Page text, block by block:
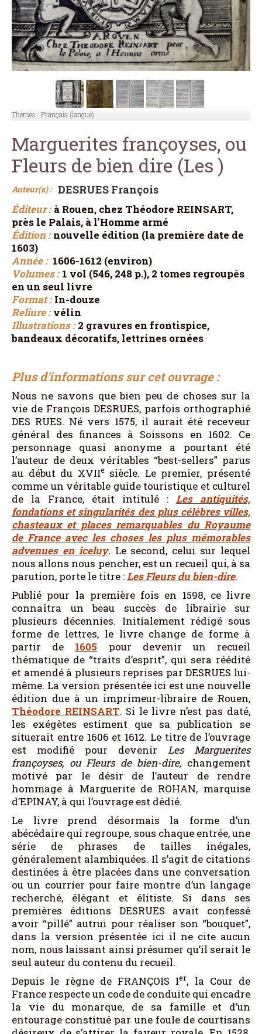
Thèmes : Français (langue)
Marguerites françoyses, ou
Fleurs de bien dire (Les )
Auteur(s) : DESRUES François
Éditeur :à Rouen, chez Théodore REINSART,
près le Palais, à l'Homme armé
Édition :nouvelle édition (la première date de
1603)
Année :1606-1612 (environ)
Volumes :1 vol (546, 248 p.), 2 tomes regroupés
en un seul livre
Format :In-douze
Reliure :vélin
Illustrations :2 gravures en frontispice,
bandeaux décoratifs, lettrines ornées
Plus d'informations sur cet ouvrage :
Nous ne savons que bien peu de choses sur la
vie de François DESRUES, parfois orthographié
DES RUES. Né vers 1575, il aurait été receveur
général des finances à Soissons en 1602. Ce
personnage quasi anonyme a pourtant été
l’auteur de deux véritables “best-sellers” parus
au début du XVIIe
siècle. Le premier, présenté
comme un véritable guide touristique et culturel
de la France, était intitulé : Les antiquités,
fondations et singularités des plus célèbres villes,
chasteaux et places remarquables du Royaume
de France avec les choses les plus mémorables
advenues en iceluy. Le second, celui sur lequel
nous allons nous pencher, est un recueil qui, à sa
parution, porte le titre : Les Fleurs du bien-dire.
Publié pour la première fois en 1598, ce livre
connaîtra un beau succès de librairie sur
plusieurs décennies. Initialement rédigé sous
forme de lettres, le livre change de forme à
partir de 1605 pour devenir un recueil
thématique de “traits d’esprit”, qui sera réédité
et amendé à plusieurs reprises par DESRUES lui-
même. La version présentée ici est une nouvelle
édition due à un imprimeur-libraire de Rouen,
Théodore REINSART. Si le livre n’est pas daté,
les exégètes estiment que sa publication se
situerait entre 1606 et 1612. Le titre de l’ouvrage
est modifié pour devenir Les Marguerites
françoyses, ou Fleurs de bien-dire, changement
motivé par le désir de l’auteur de rendre
hommage à Marguerite de ROHAN, marquise
d’EPINAY, à qui l’ouvrage est dédié.
Le livre prend désormais la forme d’un
abécédaire qui regroupe, sous chaque entrée, une
série de phrases de tailles inégales,
généralement alambiquées. Il s’agit de citations
destinées à être placées dans une conversation
ou un courrier pour faire montre d’un langage
recherché, élégant et élitiste. Si dans ses
premières éditions DESRUES avait confessé
avoir “pillé” autrui pour réaliser son “bouquet”,
dans la version présentée ici il ne cite aucun
nom, nous laissant ainsi présumer qu’il serait le
seul auteur du contenu du recueil.
Depuis le règne de FRANÇOIS Ier, la Cour de
France respecte un code de conduite qui encadre
la vie du monarque, de sa famille et d’un
entourage constitué par une foule de courtisans